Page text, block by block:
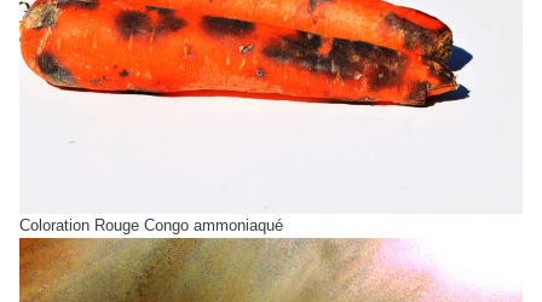
Coloration Rouge Congo ammoniaqué